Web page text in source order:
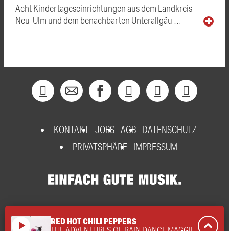
Acht Kindertageseinrichtungen aus dem Landkreis
Neu-Ulm und dem benachbarten Unterallgäu …
KONTAKT JOBS AGB DATENSCHUTZ
PRIVATSPHÄRE
IMPRESSUM
play_arrow RED HOT CHILI PEPPERS